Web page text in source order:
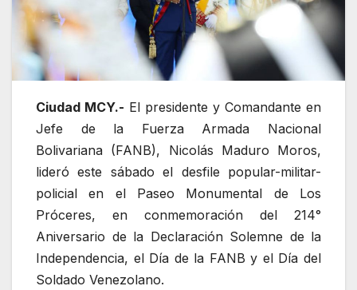
Ciudad MCY.- El presidente y Comandante en
Jefe de la Fuerza Armada Nacional
Bolivariana (FANB), Nicolás Maduro Moros,
lideró este sábado el desfile popular-militar-
policial en el Paseo Monumental de Los
Próceres, en conmemoración del 214°
Aniversario de la Declaración Solemne de la
Independencia, el Día de la FANB y el Día del
Soldado Venezolano.